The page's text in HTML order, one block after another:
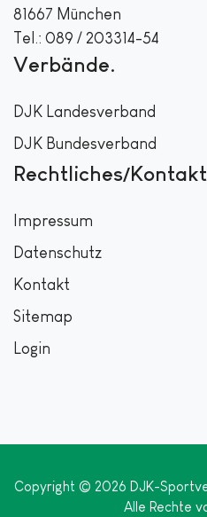
81667 München
Tel.: 089 / 203314-54
Verbände
DJK Landesverband
DJK Bundesverband
Rechtliches/Kontakt
Impressum
Datenschutz
Kontakt
Sitemap
Login
Copyright © 2026 DJK-
Alle Rechte